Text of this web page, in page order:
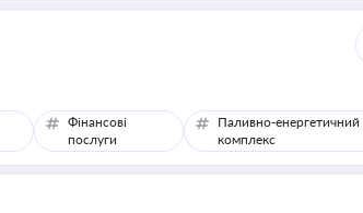
Фінансові
послуги
Паливно-енергетичний
комплекс